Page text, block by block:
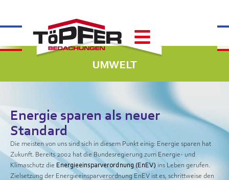
UMWELT
Energie sparen als neuer
Standard
Die meisten von uns sind sich in diesem Punkt einig: Energie sparen hat
Zukunft. Bereits 2002 hat die Bundesregierung zum Energie- und
Klimaschutz die Energieeinsparverordnung (EnEV) ins Leben gerufen.
Zielsetzung der Energieeinsparverordnung EnEV ist es, schrittweise den